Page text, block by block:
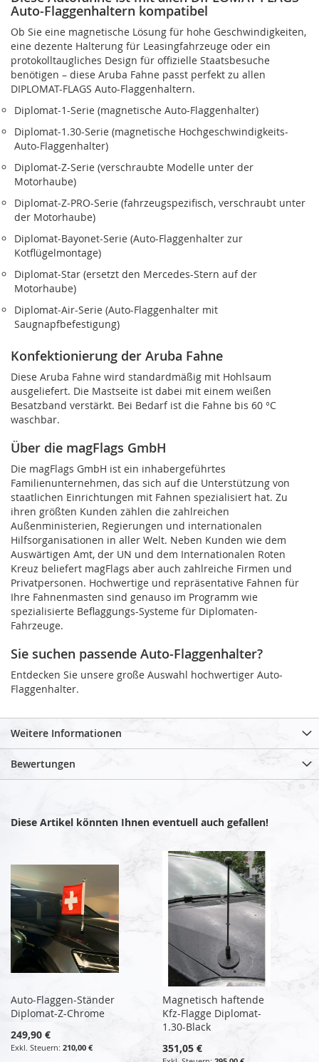
Auto-Flaggenhaltern kompatibel
Ob Sie eine magnetische Lösung für hohe Geschwindigkeiten,
eine dezente Halterung für Leasingfahrzeuge oder ein
protokolltaugliches Design für offizielle Staatsbesuche
benötigen – diese Aruba Fahne passt perfekt zu allen
DIPLOMAT-FLAGS Auto-Flaggenhaltern.
Diplomat‑1-Serie (magnetische Auto-Flaggenhalter)
Diplomat‑1.30-Serie (magnetische Hochgeschwindigkeits-
Auto-Flaggenhalter)
Diplomat‑Z-Serie (verschraubte Modelle unter der
Motorhaube)
Diplomat‑Z‑PRO-Serie (fahrzeugspezifisch, verschraubt unter
der Motorhaube)
Diplomat‑Bayonet-Serie (Auto-Flaggenhalter zur
Kotflügelmontage)
Diplomat‑Star (ersetzt den Mercedes-Stern auf der
Motorhaube)
Diplomat‑Air-Serie (Auto-Flaggenhalter mit
Saugnapfbefestigung)
Konfektionierung der Aruba Fahne
Diese Aruba Fahne wird standardmäßig mit Hohlsaum
ausgeliefert. Die Mastseite ist dabei mit einem weißen
Besatzband verstärkt. Bei Bedarf ist die Fahne bis 60 °C
waschbar.
Über die magFlags GmbH
Die magFlags GmbH ist ein inhabergeführtes
Familienunternehmen, das sich auf die Unterstützung von
staatlichen Einrichtungen mit Fahnen spezialisiert hat. Zu
ihren größten Kunden zählen die zahlreichen
Außenministerien, Regierungen und internationalen
Hilfsorganisationen in aller Welt. Neben Kunden wie dem
Auswärtigen Amt, der UN und dem Internationalen Roten
Kreuz beliefert magFlags aber auch zahlreiche Firmen und
Privatpersonen. Hochwertige und repräsentative Fahnen für
Ihre Fahnenmasten sind genauso im Programm wie
spezialisierte Beflaggungs-Systeme für Diplomaten-
Fahrzeuge.
Sie suchen passende Auto-Flaggenhalter?
Entdecken Sie unsere große Auswahl hochwertiger Auto-
Flaggenhalter.
Weitere Informationen
Bewertungen
Diese Artikel könnten Ihnen eventuell auch gefallen!
Auto-Flaggen-Ständer
Diplomat-Z-Chrome
249,90 €
210,00 €
Magnetisch haftende
Kfz-Flagge Diplomat-
1.30-Black
351,05 €